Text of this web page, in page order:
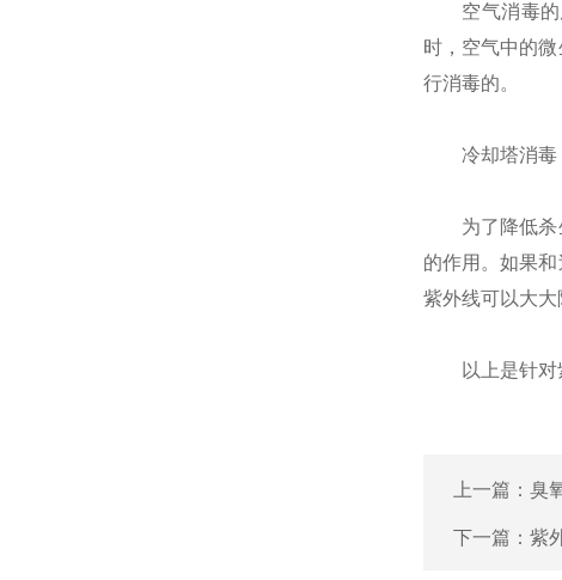
空气消毒的原
时，空气中的
行消毒的。
冷却塔消毒
为了降低杀生
的作用。如果
紫外线可以大大
以上是针对紫
上一篇： 臭
下一篇： 紫